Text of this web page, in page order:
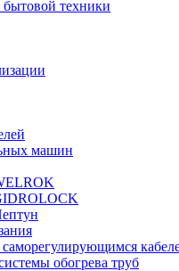
техники
машин
обогрева труб